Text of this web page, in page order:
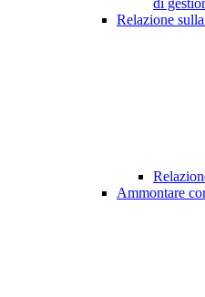
di
Relazione
Ammontare